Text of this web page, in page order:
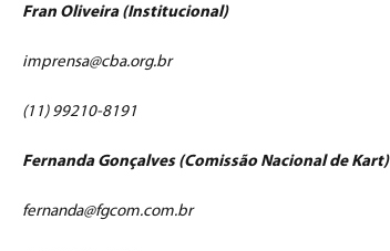
Fran Oliveira (Institucional)
imprensa@cba.org.br
(11) 99210-8191
Fernanda Gonçalves (Comissão Nacional de Kart)
fernanda@fgcom.com.br